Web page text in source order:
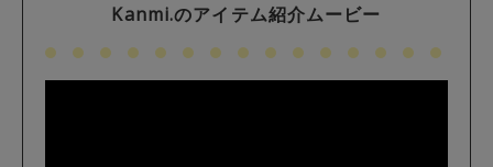
Kanmi.のアイテム紹介ムービー